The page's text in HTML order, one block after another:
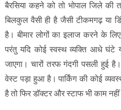
बैरसिया कहने को तो भोपाल जिले की
बिलकुल वैसी ही है जैसी टीकमगढ़ या
है। बीमार लोगों का इलाज करने के
परंतु यदि कोई स्वस्थ व्यक्ति आधे घंटे
जाएगा। चारों तरफ गंदगी पसली हुई
वेस्ट पड़ा हुआ है। पार्किंग की कोई
है तो फिर डॉक्टर और स्टाफ भी काम